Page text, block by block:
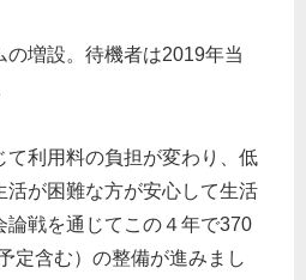
の増設。待機者は2019年当
利用料の負担が変わり、低
活が困難な方が安心して生活
論戦を通じてこの４年で370
定含む）の整備が進みまし